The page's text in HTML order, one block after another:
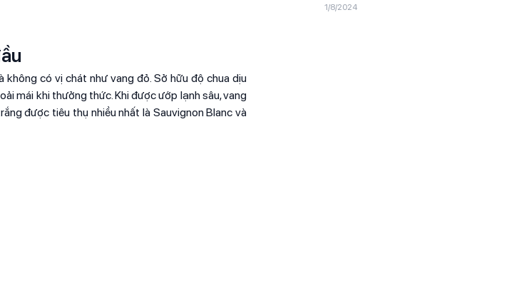
có vị chát như vang đỏ. Sở hữu độ chua dịu
mái khi thưởng thức. Khi được ướp lạnh sâu, vang
được tiêu thụ nhiều nhất là Sauvignon Blanc và
biết
1/8/2024